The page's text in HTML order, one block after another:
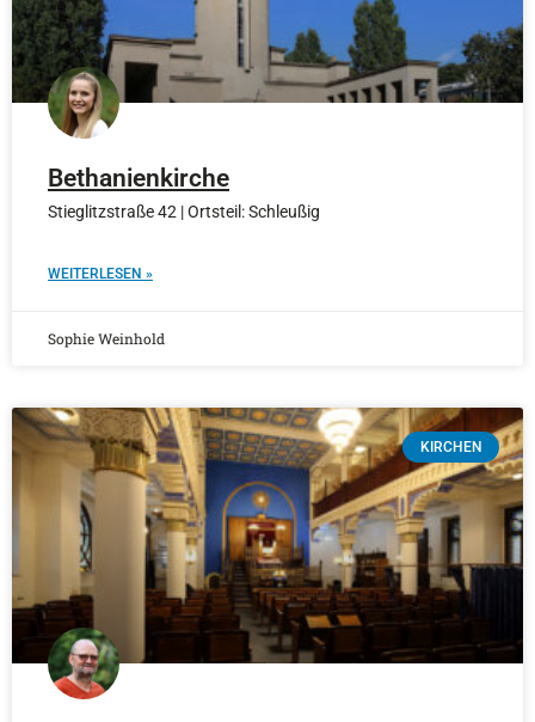
Bethanienkirche
Stieglitzstraße 42 | Ortsteil: Schleußig
WEITERLESEN »
Sophie Weinhold
KIRCHEN